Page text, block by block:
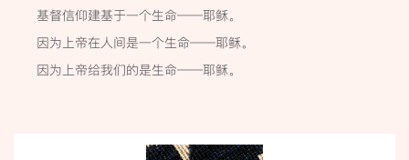
基督信仰建基于一个生命——耶稣。
因为上帝在人间是一个生命——耶稣。
因为上帝给我们的是生命——耶稣。